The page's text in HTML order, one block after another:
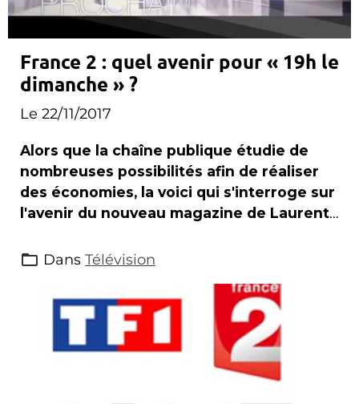
France 2 : quel avenir pour « 19h le
dimanche » ?
Le 22/11/2017
Alors que la chaîne publique étudie de
nombreuses possibilités afin de réaliser
des économies, la voici qui s'interroge sur
l'avenir du nouveau magazine de Laurent
Dans Télévision